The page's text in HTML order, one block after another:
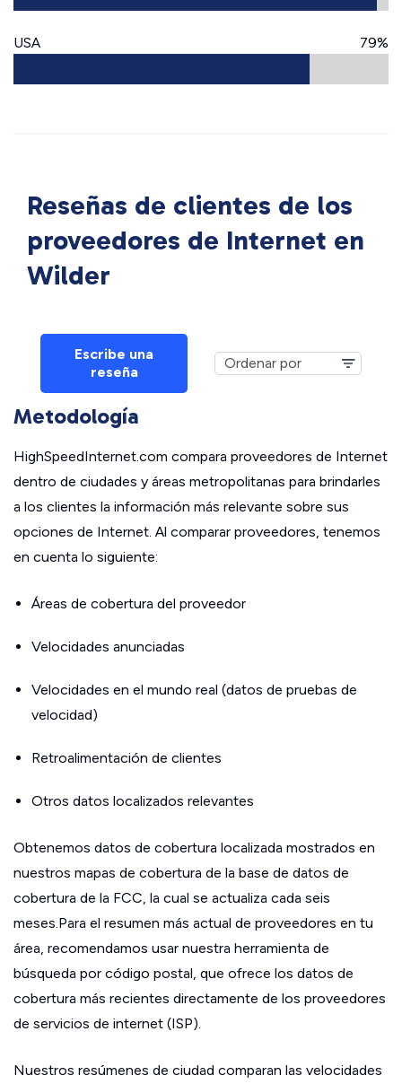
USA 79%
Reseñas de clientes de los
proveedores de Internet en
Wilder
Escribe una
reseña
Metodología
HighSpeedInternet.com compara proveedores de Internet
dentro de ciudades y áreas metropolitanas para brindarles
a los clientes la información más relevante sobre sus
opciones de Internet. Al comparar proveedores, tenemos
en cuenta lo siguiente:
Áreas de cobertura del proveedor
Velocidades anunciadas
Velocidades en el mundo real (datos de pruebas de
velocidad)
Retroalimentación de clientes
Otros datos localizados relevantes
Obtenemos datos de cobertura localizada mostrados en
nuestros mapas de cobertura de la base de datos de
cobertura de la FCC, la cual se actualiza cada seis
meses.Para el resumen más actual de proveedores en tu
área, recomendamos usar nuestra herramienta de
búsqueda por código postal, que ofrece los datos de
cobertura más recientes directamente de los proveedores
de servicios de internet (ISP).
Nuestros resúmenes de ciudad comparan las velocidades